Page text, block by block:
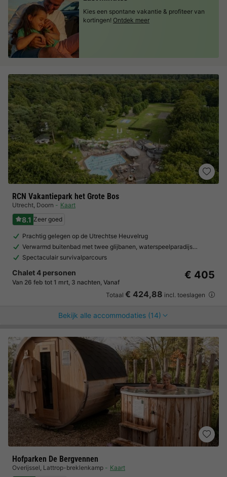
RCN Vakantiepark het Grote Bos
Utrecht, Doorn Kaart
8.1 Zeer goed
Prachtig gelegen op de Utrechtse Heuvelrug
Verwarmd buitenbad met twee glijbanen, waterspeelparadijs…
Spectaculair survivalparcours
Chalet 4 personen
Van 26 feb tot 1 mrt, 3 nachten, Vanaf
€ 405
Totaal € 424,88 incl. toeslagen
Bekijk alle accommodaties (14)
Hofparken De Bergvennen
Overijssel, Lattrop-breklenkamp Kaart
Kies een spontane vakantie & profiteer van
kortingen! Ontdek meer